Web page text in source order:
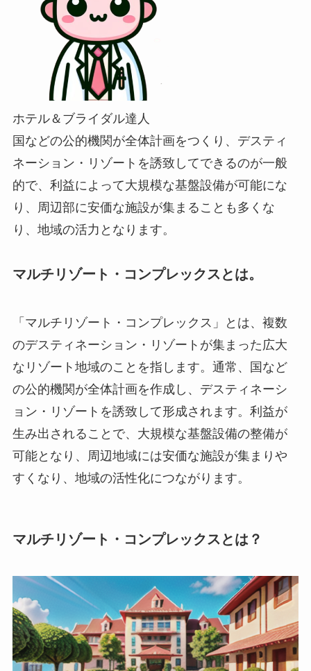
ホテル＆ブライダル達人
国などの公的機関が全体計画をつくり、デスティ
ネーション・リゾートを誘致してできるのが一般
的で、利益によって大規模な基盤設備が可能にな
り、周辺部に安価な施設が集まることも多くな
り、地域の活力となります。
マルチリゾート・コンプレックスとは。
「マルチリゾート・コンプレックス」とは、複数
のデスティネーション・リゾートが集まった広大
なリゾート地域のことを指します。通常、国など
の公的機関が全体計画を作成し、デスティネーシ
ョン・リゾートを誘致して形成されます。利益が
生み出されることで、大規模な基盤設備の整備が
可能となり、周辺地域には安価な施設が集まりや
すくなり、地域の活性化につながります。
マルチリゾート・コンプレックスとは？